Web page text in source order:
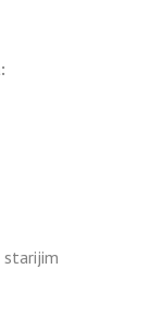
starijim